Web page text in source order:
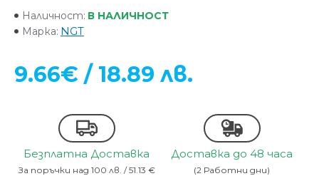
Наличност: В НАЛИЧНОСТ
Марка: NGT
9.66€ / 18.89 лв.
Безплатна Доставка
За поръчки над 100 лв. / 51.13 €
Доставка до 48 часа
(2 Работни дни)